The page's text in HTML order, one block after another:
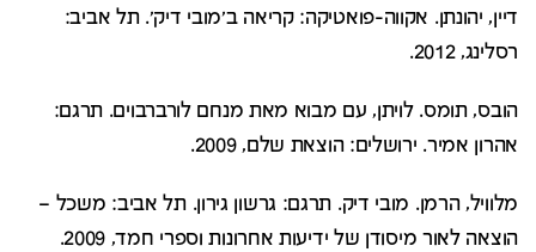
דיין, יהונתן. אקווה-פואטיקה: קריאה ב'מובי דיק'. תל אביב:
רסלינג, 2012.
הובס, תומס. לויתן, עם מבוא מאת מנחם לורברבוים. תרגם:
אהרון אמיר. ירושלים: הוצאת שלם, 2009.
מלוויל, הרמן. מובי דיק. תרגם: גרשון גירון. תל אביב: משכל –
הוצאה לאור מיסודן של ידיעות אחרונות וספרי חמד, 2009.